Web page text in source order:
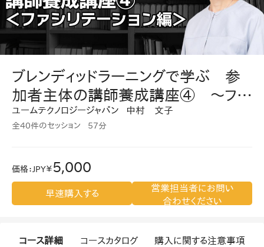
ブレンディッドラーニングで学ぶ 参
加者主体の講師養成講座④ 〜ファ
シリテーション編〜
ユームテクノロジージャパン 中村 文子
全40件のセッション 57分
価格：JPY￥ 5,000
早速購入する
営業担当者にお問い
合わせください
コース詳細 コースカタログ 購入に関する注意事項